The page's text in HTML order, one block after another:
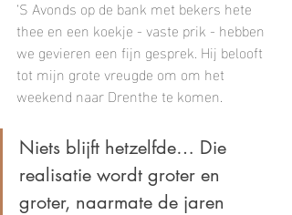
‘S Avonds op de bank met bekers hete
thee en een koekje - vaste prik - hebben
we gevieren een fijn gesprek. Hij belooft
tot mijn grote vreugde om om het
weekend naar Drenthe te komen.
Niets blijft hetzelfde… Die
realisatie wordt groter en
groter, naarmate de jaren